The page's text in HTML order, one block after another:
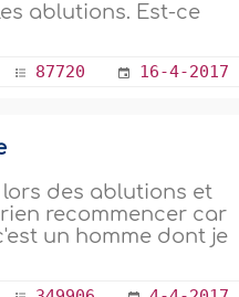
ablutions. Est-ce
87720 16-4-2017
des ablutions et
recommencer car
un homme dont je